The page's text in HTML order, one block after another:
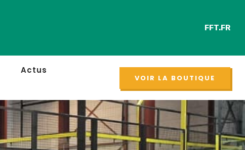
NOUVEAU
FFT.FR
Actus
VOIR LA BOUTIQUE